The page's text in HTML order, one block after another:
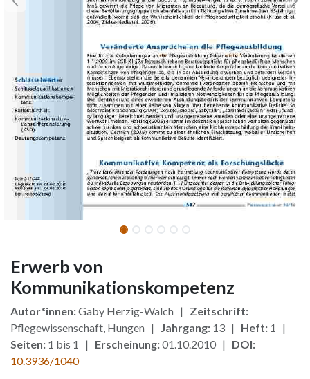
Erwerb von
Kommunikationskompetenz
Autor*innen:Gaby Herzig-Walch | Zeitschrift:
Pflegewissenschaft, Hungen | Jahrgang: 13 | Heft: 1 |
Seiten: 1 bis 1 | Erscheinung:01.10.2010 | DOI:
10.3936/1040